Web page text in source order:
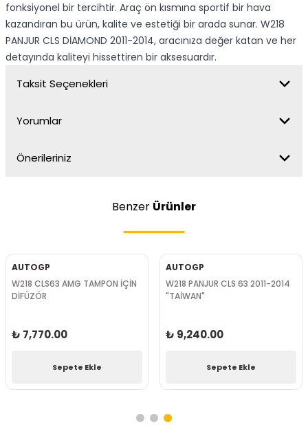
fonksiyonel bir tercihtir. Araç ön kısmına sportif bir hava
kazandıran bu ürün, kalite ve estetiği bir arada sunar. W218
PANJUR CLS DİAMOND 2011-2014, aracınıza değer katan ve her
detayında kaliteyi hissettiren bir aksesuardır.
Taksit Seçenekleri
Yorumlar
Önerileriniz
Benzer Ürünler
AUTOGP
W218 CLS63 AMG TAMPON İÇİN
DİFÜZÖR
₺ 7,770.00
Sepete Ekle
AUTOGP
W218 PANJUR CLS 63 2011-2014
"TAİWAN"
₺ 9,240.00
Sepete Ekle